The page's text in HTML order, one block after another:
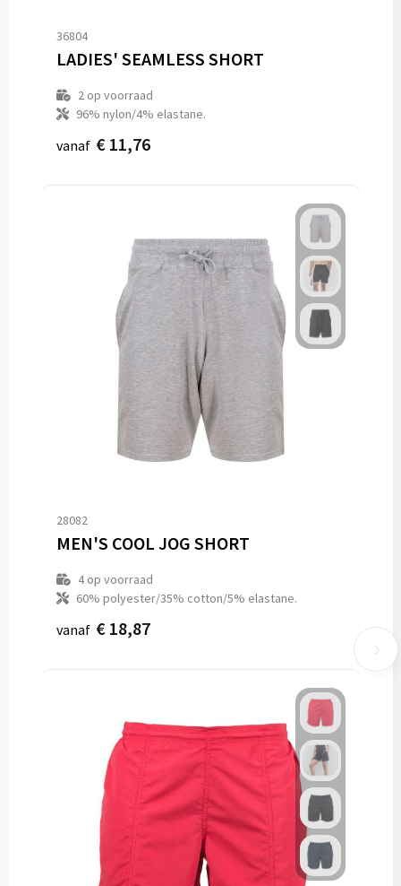
36804
LADIES' SEAMLESS SHORT
2op voorraad
96% nylon/4% elastane.
vanaf € 11,76
28082
MEN'S COOL JOG SHORT
4op voorraad
60% polyester/35% cotton/5% elastane.
vanaf € 18,87